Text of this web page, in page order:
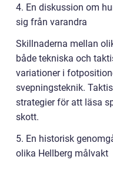
4. En diskussion om
sig från varandra
Skillnaderna mellan
både tekniska och
variationer i
svepningsteknik.
strategier för att läsa
skott.
5. En historisk
olika Hellberg målvakt